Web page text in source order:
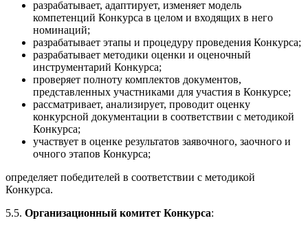
разрабатывает, адаптирует, изменяет модель
компетенций Конкурса в целом и входящих в него
номинаций;
разрабатывает этапы и процедуру проведения Конкурса;
разрабатывает методики оценки и оценочный
инструментарий Конкурса;
проверяет полноту комплектов документов,
представленных участниками для участия в Конкурсе;
рассматривает, анализирует, проводит оценку
конкурсной документации в соответствии с методикой
Конкурса;
участвует в оценке результатов заявочного, заочного и
очного этапов Конкурса;
определяет победителей в соответствии с методикой
Конкурса.
5.5. Организационный комитет Конкурса: